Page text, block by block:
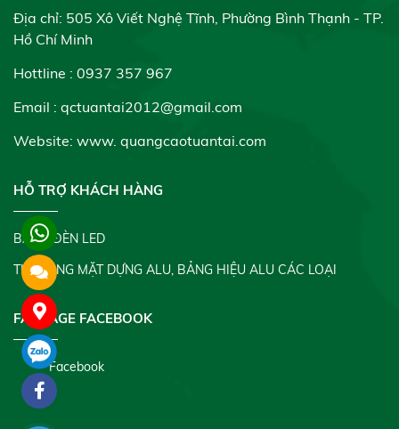
Địa chỉ: 505 Xô Viết Nghệ Tĩnh, Phường Bình Thạnh - TP.
Hồ Chí Minh
Hottline : 0937 357 967
Email : qctuantai2012@gmail.com
Website: www. quangcaotuantai.com
HỖ TRỢ KHÁCH HÀNG
BẢNG ĐÈN LED
THI CÔNG MẶT DỰNG ALU, BẢNG HIỆU ALU CÁC LOẠI
FANPAGE FACEBOOK
Facebook